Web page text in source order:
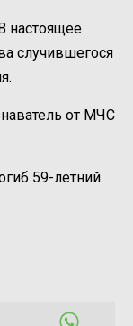
настоящее
случившегося
от МЧС
59-летний